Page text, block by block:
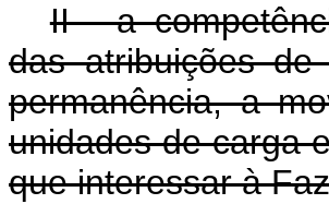
II - a
das atribuições
permanência, a
unidades de carga
que interessar à